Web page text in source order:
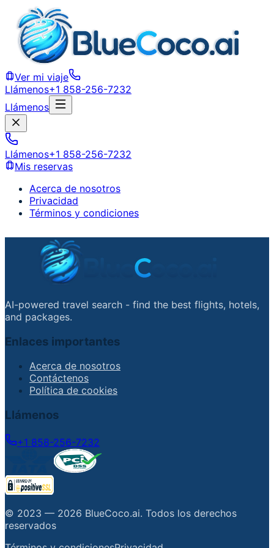
Ver mi viaje
Llámenos+1 858-256-7232
Llámenos
Llámenos+1 858-256-7232
Mis reservas
Acerca de nosotros
Privacidad
Términos y condiciones
AI-powered travel search - find the best flights, hotels,
and packages.
Enlaces importantes
Acerca de nosotros
Contáctenos
Política de cookies
Llámenos
+1 858-256-7232
© 2023 — 2026 BlueCoco.ai. Todos los derechos
reservados